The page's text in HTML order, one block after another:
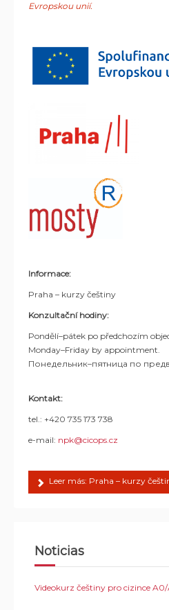
Evropskou unií.
Informace:
Praha – kurzy češtiny
Konzultační hodiny:
Pondělí–pátek po předchozím
Monday–Friday by appointment.
Понедельник–пятница по
Kontakt:
tel.: +420 735 173 738
e-mail: npk@cicops.cz
Leer más: Praha – kurzy
Noticias
Videokurz češtiny pro cizince A0/